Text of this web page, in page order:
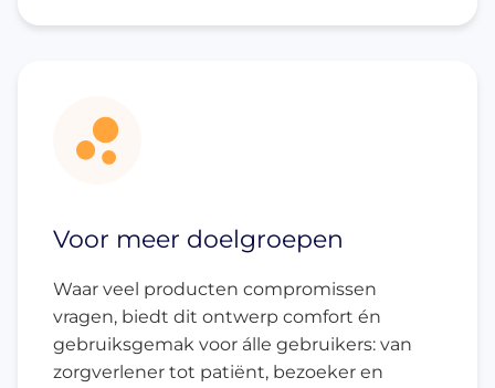
Voor meer doelgroepen
Waar veel producten compromissen
vragen, biedt dit ontwerp comfort én
gebruiksgemak voor álle gebruikers: van
zorgverlener tot patiënt, bezoeker en